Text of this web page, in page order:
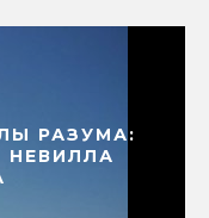
РАЗУМА:
НЕВИЛЛА